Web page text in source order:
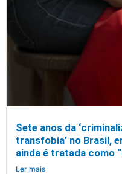
Sete anos da
transfobia’ no Brasil,
ainda é tratada como
Ler mais